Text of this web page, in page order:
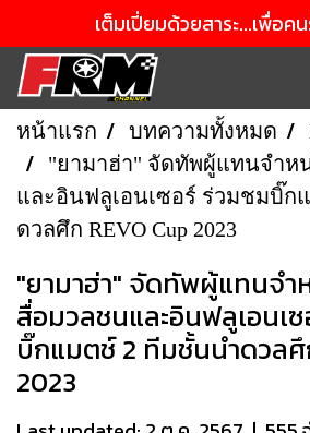
เต็มเปี่ยมด้วยสาระ...เพื่อค
หน้าแรก บทความทั้งหมด
"ยามาฮ่า" จัดทัพผู้แทนจำห
และอินฟลูเอนเซอร์ ร่วมชมบิ๊
ดวลศึก REVO Cup 2023
"ยามาฮ่า" จัดทัพผู้แทนจำ
สื่อมวลชนและอินฟลูเอนเ
บิ๊กแมตช์ 2 ทีมชั้นนำดวลศึ
2023